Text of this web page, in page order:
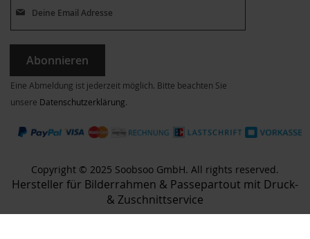
Abonnieren
Eine Abmeldung ist jederzeit möglich. Bitte beachten Sie
unsere Datenschutzerklärung.
Copyright © 2025 Soobsoo GmbH. All rights reserved.
Hersteller für Bilderrahmen & Passepartout mit Druck-
& Zuschnittservice